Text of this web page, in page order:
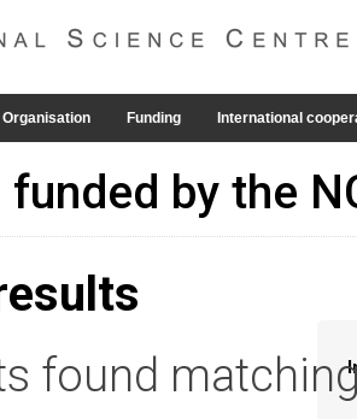
Organisation Funding International
by the
found